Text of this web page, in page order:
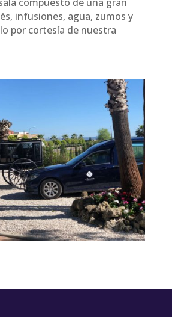
infusiones, agua, zumos y
por cortesía de nuestra